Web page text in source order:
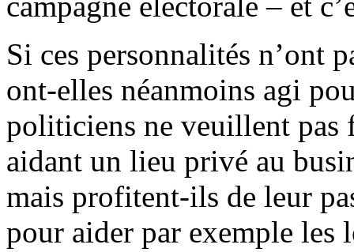
Si ces personnalités n’ont
ont-elles néanmoins agi
politiciens ne veuillent pas
aidant un lieu privé au
mais profitent-ils de leur
pour aider par exemple les